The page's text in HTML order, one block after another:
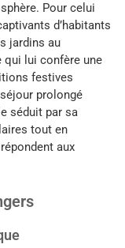
Pour celui
d’habitants
jardins au
qui lui confère une
festives
prolongé
séduit par sa
tout en
aux